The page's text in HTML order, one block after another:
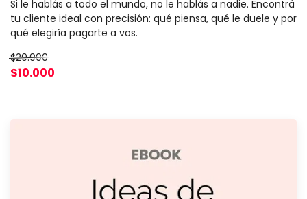
Si le hablás a todo el mundo, no le hablás a nadie. Encontrá
tu cliente ideal con precisión: qué piensa, qué le duele y por
qué elegiría pagarte a vos.
$20.000
$10.000